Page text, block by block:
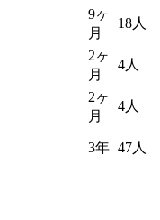
9ヶ
月
18人
2ヶ
月
4人
2ヶ
月
4人
3年 47人